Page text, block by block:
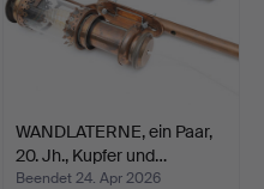
WANDLATERNE, ein Paar,
20. Jh., Kupfer und…
Beendet 24. Apr 2026